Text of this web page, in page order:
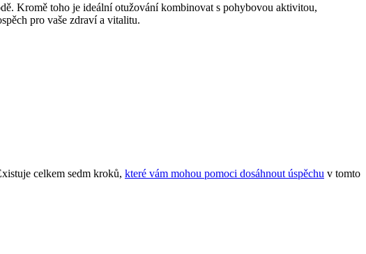
Kromě toho je ideální otužování kombinovat s pohybovou aktivitou,
pro vaše zdraví a vitalitu.
celkem sedm kroků, které vám mohou pomoci dosáhnout úspěchu v tomto